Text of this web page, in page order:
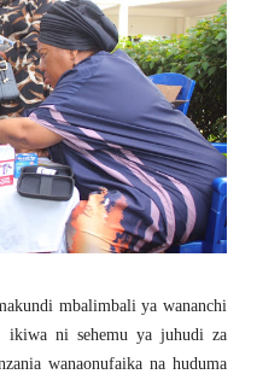
mbalimbali ya wananchi
ikiwa ni sehemu ya juhudi za
wanaonufaika na huduma